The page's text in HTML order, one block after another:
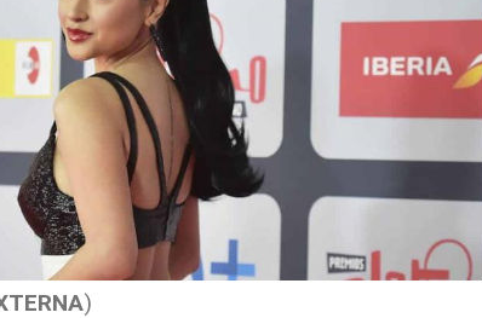
)